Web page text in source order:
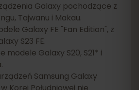
Galaxy pochodzące z
Tajwanu i Makau.
Galaxy FE "Fan Edition", z
S23 FE.
modele Galaxy S20, S21* i
Samsung Galaxy